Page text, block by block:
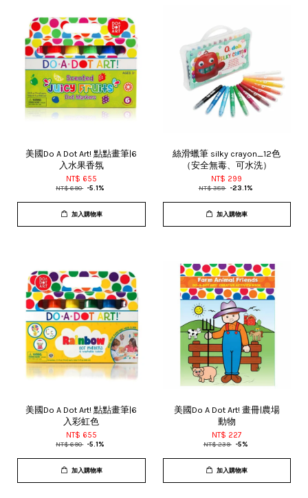
美國Do A Dot Art! 點點畫筆|6
入水果香氛
NT$ 655
NT$ 690 -5.1%
加入購物車
絲滑蠟筆 silky crayon_12色
（安全無毒、可水洗）
NT$ 299
NT$ 389 -23.1%
加入購物車
美國Do A Dot Art! 點點畫筆|6
入彩虹色
NT$ 655
NT$ 690 -5.1%
加入購物車
美國Do A Dot Art! 畫冊|農場
動物
NT$ 227
NT$ 239 -5%
加入購物車